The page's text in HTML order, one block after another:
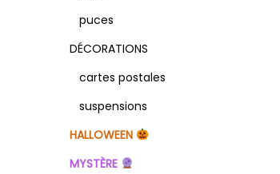
puces
DÉCORATIONS
cartes postales
suspensions
HALLOWEEN
MYSTÈRE